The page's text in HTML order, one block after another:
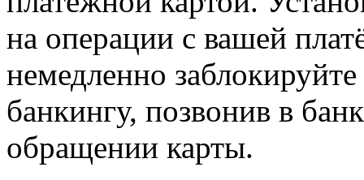
на операции с вашей
немедленно
банкингу, позвонив в
обращении карты.